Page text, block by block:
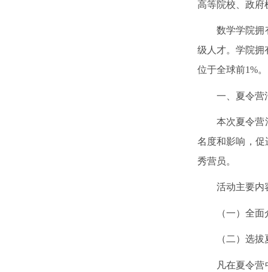
高等院校、政府
数学学院拥
级人才。学院拥
位于全球前1%。
一、夏令营
本次夏令营
名度和影响，促
秀营员。
活动主要内
（一）全
（二）选
凡在夏令